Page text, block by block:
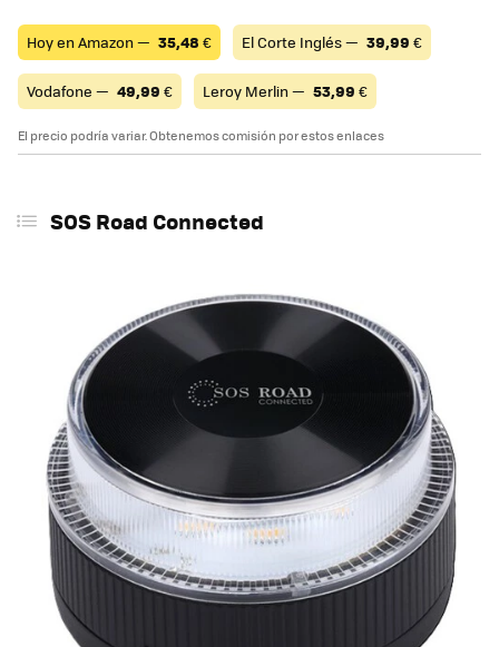
Hoy en Amazon — 35,48 € El Corte Inglés — 39,99 €
Vodafone — 49,99 € Leroy Merlin — 53,99 €
El precio podría variar. Obtenemos comisión por estos enlaces
SOS Road Connected